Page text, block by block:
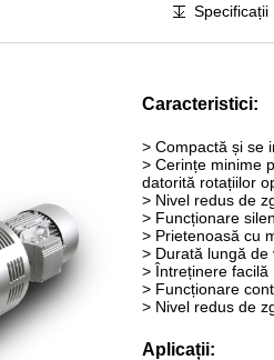
Specificații
Caracteristici:
> Compactă și se
> Cerințe minime
datorită rotațiilor
> Nivel redus de
> Funcționare
> Prietenoasă cu
> Durată lungă de
> Întreținere facilă
> Funcționare
> Nivel redus de
Aplicații: